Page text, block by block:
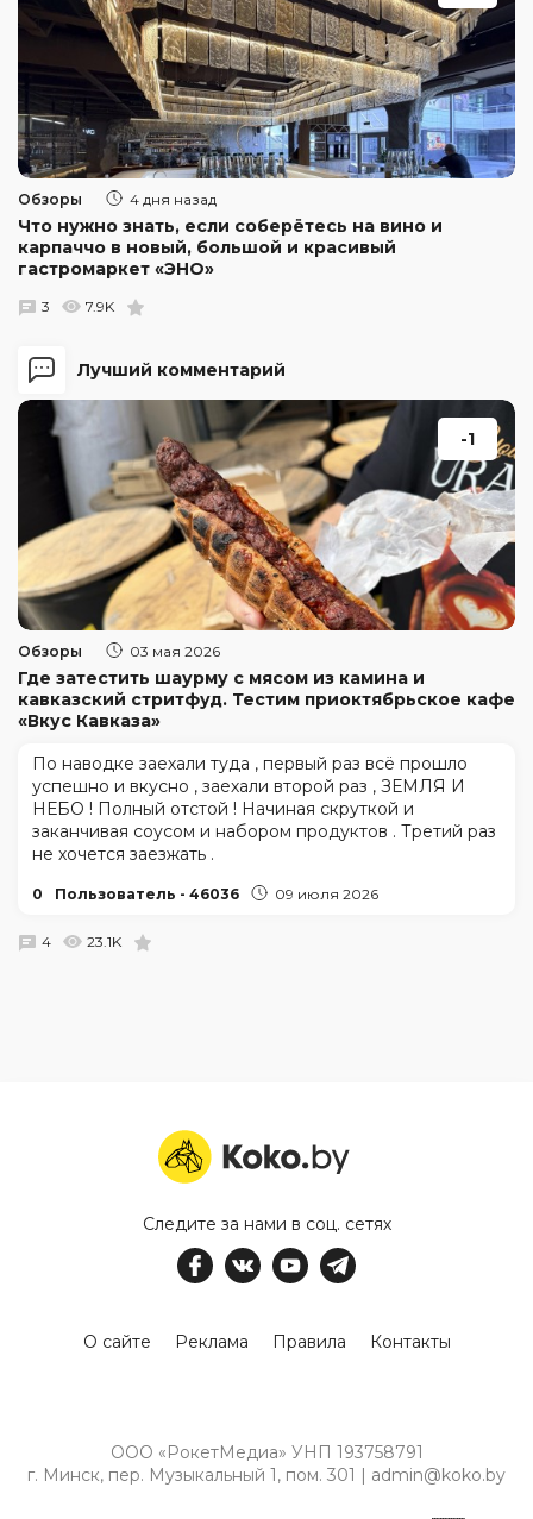
Лучший комментарий
-1
Обзоры 03 мая 2026
Где затестить шаурму с мясом из камина и
кавказский стритфуд. Тестим приоктябрьское кафе
«Вкус Кавказа»
По наводке заехали туда , первый раз всё прошло
успешно и вкусно , заехали второй раз , ЗЕМЛЯ И
НЕБО ! Полный отстой ! Начиная скруткой и
заканчивая соусом и набором продуктов . Третий раз
не хочется заезжать .
0 Пользователь - 46036 09 июля 2026
4 23.1K
Обзоры 4 дня назад
Что нужно знать, если соберётесь на вино и
карпаччо в новый, большой и красивый
гастромаркет «ЭНО»
3 7.9K
Следите за нами в соц. сетях
О сайте Реклама Правила Контакты
ООО «РокетМедиа» УНП 193758791
г. Минск, пер. Музыкальный 1, пом. 301 | admin@koko.by